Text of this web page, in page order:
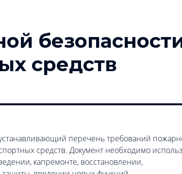
средств
перечень требований
средств. Документ необходимо
капремонте, восстановлении,